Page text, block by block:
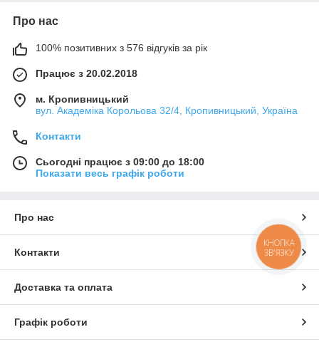
Про нас
100% позитивних з 576 відгуків за рік
Працює з 20.02.2018
м. Кропивницький
вул. Академіка Корольова 32/4, Кропивницький, Україна
Контакти
Сьогодні працює з 09:00 до 18:00
Показати весь графік роботи
Про нас
Контакти
Доставка та оплата
Графік роботи
КНОПКА
ЗВ'ЯЗКУ